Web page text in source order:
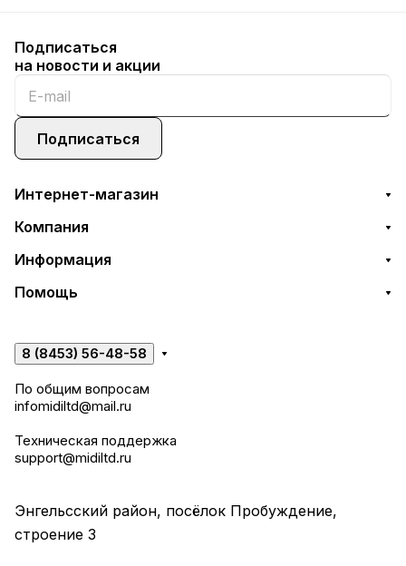
Подписаться
на новости и акции
Подписаться
Интернет-магазин
Компания
Информация
Помощь
8 (8453) 56-48-58
По общим вопросам
infomidiltd@mail.ru
Техническая поддержка
support@midiltd.ru
Энгельсский район, посёлок Пробуждение,
строение 3